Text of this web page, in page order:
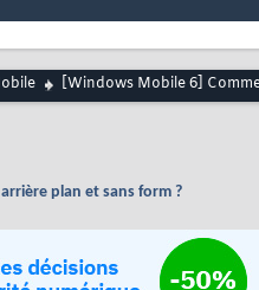
[Windows Mobile 6]
plan et sans form ?